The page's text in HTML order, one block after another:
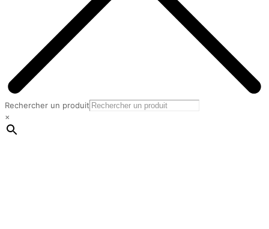
Rechercher un produit
×